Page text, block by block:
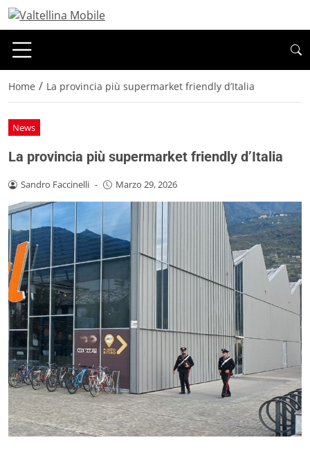
Home / La provincia più supermarket friendly d’Italia
News
La provincia più supermarket friendly d’Italia
Sandro Faccinelli - Marzo 29, 2026